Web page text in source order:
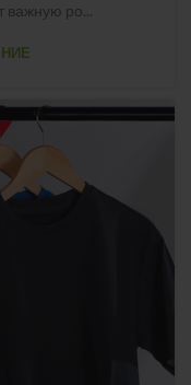
ро...